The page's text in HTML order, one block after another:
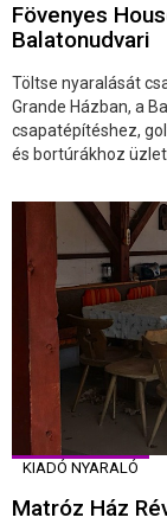
Fövenyes
Balatonudvari
Töltse nyaralását
Grande Házban, a
csapatépítéshez,
és bortúrákhoz üzleti
KIADÓ NYARALÓ
Matróz Ház